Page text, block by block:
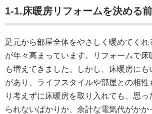
1-1.床暖房リフォームを決める
足元から部屋全体をやさしく暖めてく
が年々高まっています。リフォームで床
も増えてきました。しかし、床暖房に
があり、ライフスタイルや部屋との相性
り考えずに床暖房を取り入れても、思
られないばかりか、余計な電気代がかか